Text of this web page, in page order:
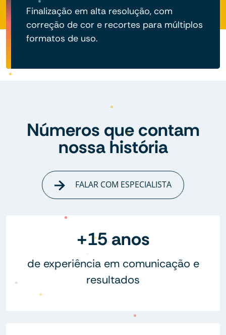
Finalização em alta resolução, com
correção de cor e recortes para múltiplos
formatos de uso.
Números que contam
nossa história
FALAR COM ESPECIALISTA
+15 anos
de experiência em comunicação e
resultados